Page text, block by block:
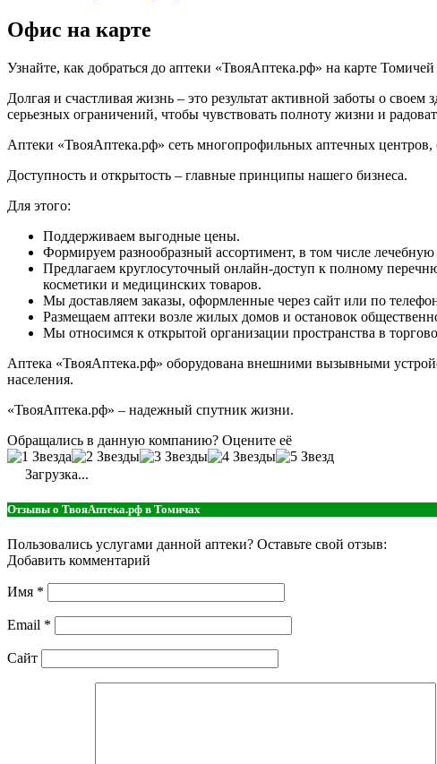
Офис на карте
Узнайте, как добраться до аптеки «ТвояАптека.рф» на карте Томичей
Долгая и счастливая жизнь – это результат активной заботы о
серьезных ограничений, чтобы чувствовать полноту жизни и
Аптеки «ТвояАптека.рф» сеть многопрофильных аптечных
Доступность и открытость – главные принципы нашего бизнеса.
Для этого:
Поддерживаем выгодные цены.
Формируем разнообразный ассортимент, в том числе
Предлагаем круглосуточный онлайн-доступ к полному
косметики и медицинских товаров.
Мы доставляем заказы, оформленные через сайт или по
Размещаем аптеки возле жилых домов и остановок
Мы относимся к открытой организации пространства в
Аптека «ТвояАптека.рф» оборудована внешними вызывными
населения.
«ТвояАптека.рф» – надежный спутник жизни.
Обращались в данную компанию? Оцените её
Загрузка...
Отзывы о ТвояАптека.рф в Томичах
Пользовались услугами данной аптеки? Оставьте свой отзыв:
Добавить комментарий
Имя *
Email *
Сайт